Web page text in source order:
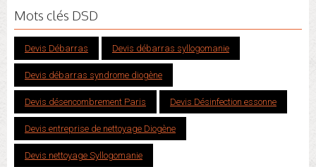
Mots clés DSD
Devis Débarras Devis débarras syllogomanie
Devis débarras syndrome diogène
Devis désencombrement Paris Devis Désinfection essonne
Devis entreprise de nettoyage Diogène
Devis nettoyage Syllogomanie